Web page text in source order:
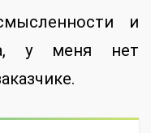
и
у меня нет